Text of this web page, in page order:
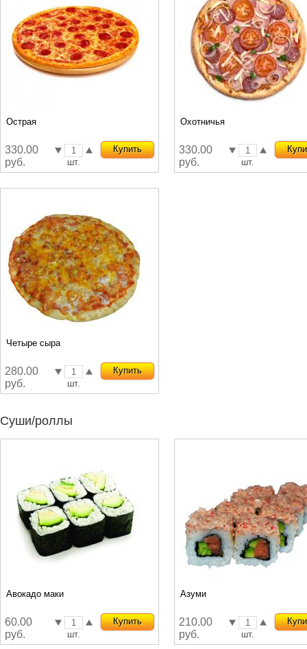
Острая
330.00
руб.
шт.
Купить
Охотничья
330.00
руб.
шт.
Четыре сыра
280.00
руб.
шт.
Купить
Суши/роллы
Авокадо маки
60.00
руб.
шт.
Купить
Азуми
210.00
руб.
шт.